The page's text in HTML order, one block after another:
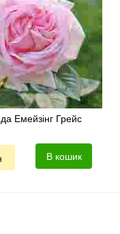
Емейзінг Грейс
В кошик